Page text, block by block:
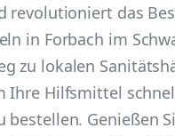
revolutioniert das
in Forbach im
zu lokalen
Ihre Hilfsmittel
bestellen. Genießen